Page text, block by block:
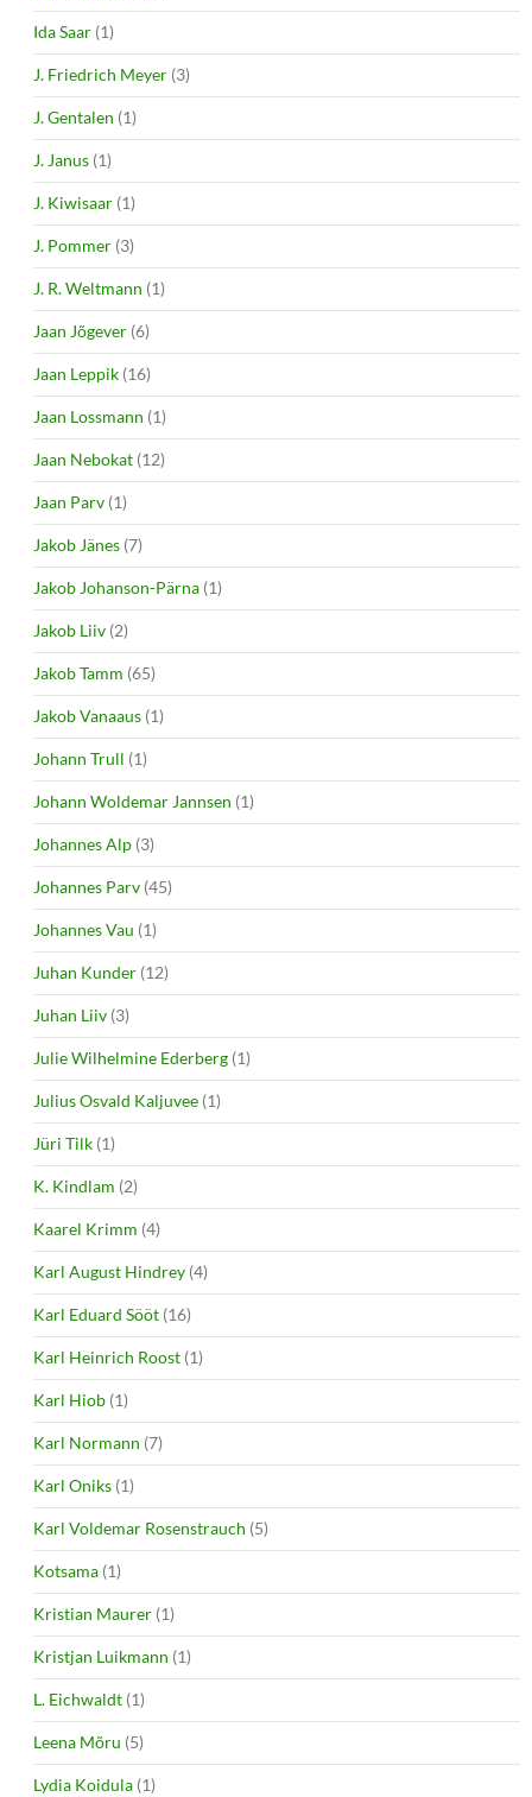
Ida Saar (1)
J. Friedrich Meyer (3)
J. Gentalen (1)
J. Janus (1)
J. Kiwisaar (1)
J. Pommer (3)
J. R. Weltmann (1)
Jaan Jõgever (6)
Jaan Leppik (16)
Jaan Lossmann (1)
Jaan Nebokat (12)
Jaan Parv (1)
Jakob Jänes (7)
Jakob Johanson-Pärna (1)
Jakob Liiv (2)
Jakob Tamm (65)
Jakob Vanaaus (1)
Johann Trull (1)
Johann Woldemar Jannsen (1)
Johannes Alp (3)
Johannes Parv (45)
Johannes Vau (1)
Juhan Kunder (12)
Juhan Liiv (3)
Julie Wilhelmine Ederberg (1)
Julius Osvald Kaljuvee (1)
Jüri Tilk (1)
K. Kindlam (2)
Kaarel Krimm (4)
Karl August Hindrey (4)
Karl Eduard Sööt (16)
Karl Heinrich Roost (1)
Karl Hiob (1)
Karl Normann (7)
Karl Oniks (1)
Karl Voldemar Rosenstrauch (5)
Kotsama (1)
Kristian Maurer (1)
Kristjan Luikmann (1)
L. Eichwaldt (1)
Leena Mõru (5)
Lydia Koidula (1)